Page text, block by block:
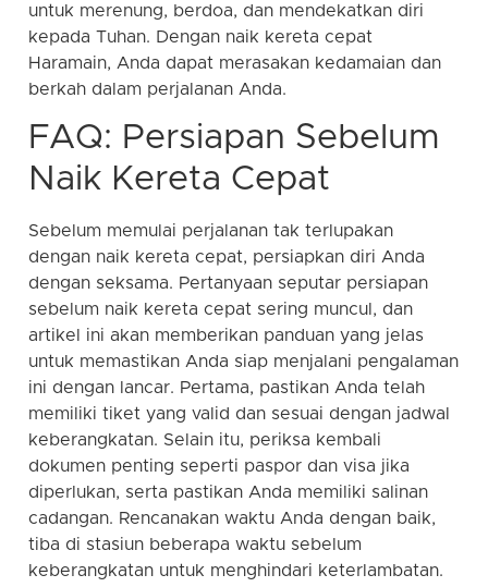
untuk merenung, berdoa, dan mendekatkan diri
kepada Tuhan. Dengan naik kereta cepat
Haramain, Anda dapat merasakan kedamaian dan
berkah dalam perjalanan Anda.
FAQ: Persiapan Sebelum
Naik Kereta Cepat
Sebelum memulai perjalanan tak terlupakan
dengan naik kereta cepat, persiapkan diri Anda
dengan seksama. Pertanyaan seputar persiapan
sebelum naik kereta cepat sering muncul, dan
artikel ini akan memberikan panduan yang jelas
untuk memastikan Anda siap menjalani pengalaman
ini dengan lancar. Pertama, pastikan Anda telah
memiliki tiket yang valid dan sesuai dengan jadwal
keberangkatan. Selain itu, periksa kembali
dokumen penting seperti paspor dan visa jika
diperlukan, serta pastikan Anda memiliki salinan
cadangan. Rencanakan waktu Anda dengan baik,
tiba di stasiun beberapa waktu sebelum
keberangkatan untuk menghindari keterlambatan.